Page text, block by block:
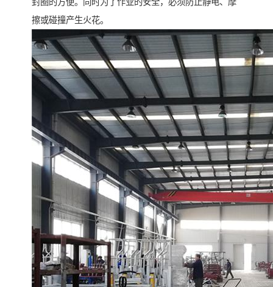
封圈的方便。同时为了作业的安全，必须防止静电、摩
擦或碰撞产生火花。